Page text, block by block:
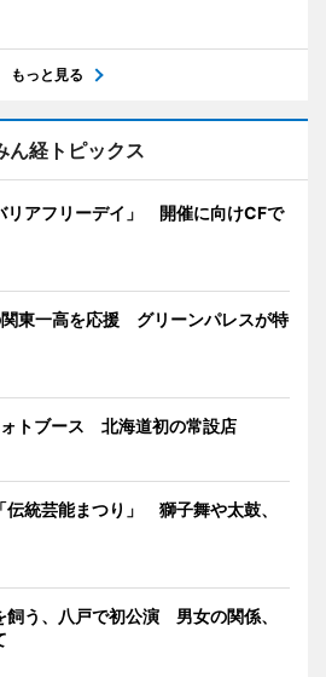
もっと見る
ん経トピックス
リアフリーデイ」 開催に向けCFで
東一高を応援 グリーンパレスが特
トブース 北海道初の常設店
伝統芸能まつり」 獅子舞や太鼓、
飼う、八戸で初公演 男女の関係、